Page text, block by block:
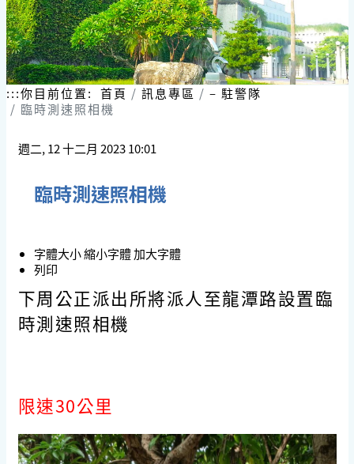
:::你目前位置: 首頁 訊息專區
– 駐警隊
臨時測速照相機
週二, 12 十二月 2023 10:01
臨時測速照相機
字體大小縮小字體加大字體
列印
下周公正派出所將派人至龍潭路設置臨
時測速照相機
限速30公里